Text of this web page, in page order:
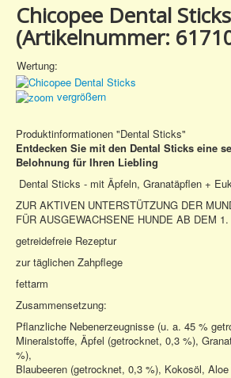
Angebot
Andrea Roth
Gästebuch
News
Shop
Chicopee Dental Sticks
(Artikelnummer:
Wertung:
vergrößern
Produktinformationen "Dental Sticks"
Entdecken Sie mit den Dental Sticks eine
Belohnung für Ihren Liebling
Dental Sticks - mit Äpfeln, Granatäpflen +
ZUR AKTIVEN UNTERSTÜTZUNG DER
FÜR AUSGEWACHSENE HUNDE AB DEM
getreidefreie Rezeptur
zur täglichen Zahpflege
fettarm
Zusammensetzung:
Pflanzliche Nebenerzeugnisse (u. a. 45 %
Mineralstoffe, Äpfel (getrocknet, 0,3 %),
%),
Blaubeeren (getrocknet, 0,3 %), Kokosöl,